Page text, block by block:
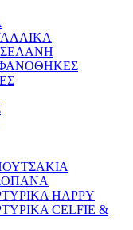
HAPPY
CELFIE &